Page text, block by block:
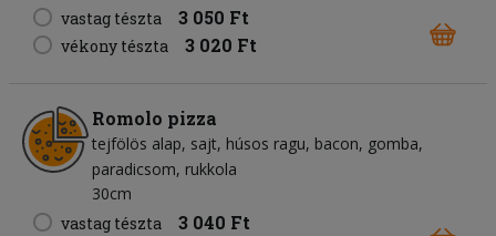
vastag tészta
3 050 Ft
vékony tészta 3 020 Ft
Romolo pizza
tejfölös alap sajt húsos ragu bacon gomba
paradicsom rukkola
30cm
vastag tészta
3 040 Ft